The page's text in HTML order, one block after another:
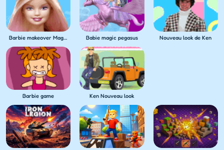
Barbie makeover Magic Babie magic pegasus Nouveau look de Ken
Barbie game Ken Nouveau look